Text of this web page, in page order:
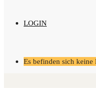
LOGIN
Es befinden sich keine